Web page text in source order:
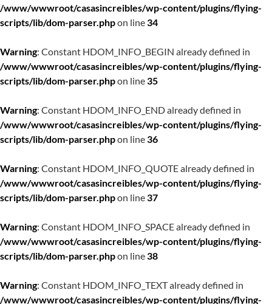
/www/wwwroot/casasincreibles/wp-content/plugins/flying-
scripts/lib/dom-parser.phpon line34
Warning: Constant HDOM_INFO_BEGIN already defined in
/www/wwwroot/casasincreibles/wp-content/plugins/flying-
scripts/lib/dom-parser.phpon line35
Warning: Constant HDOM_INFO_END already defined in
/www/wwwroot/casasincreibles/wp-content/plugins/flying-
scripts/lib/dom-parser.phpon line36
Warning: Constant HDOM_INFO_QUOTE already defined in
/www/wwwroot/casasincreibles/wp-content/plugins/flying-
scripts/lib/dom-parser.phpon line37
Warning: Constant HDOM_INFO_SPACE already defined in
/www/wwwroot/casasincreibles/wp-content/plugins/flying-
scripts/lib/dom-parser.phpon line38
Warning: Constant HDOM_INFO_TEXT already defined in
/www/wwwroot/casasincreibles/wp-content/plugins/flying-